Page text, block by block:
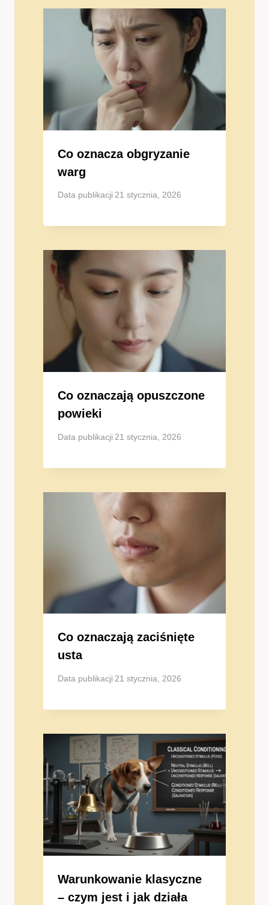
Co oznacza obgryzanie
warg
Data publikacji 21 stycznia, 2026
Co oznaczają opuszczone
powieki
Data publikacji 21 stycznia, 2026
Co oznaczają zaciśnięte
usta
Data publikacji 21 stycznia, 2026
Warunkowanie klasyczne
– czym jest i jak działa